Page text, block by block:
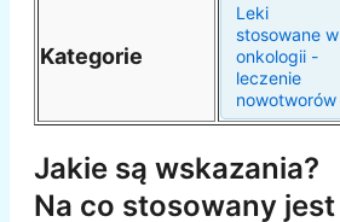
Kategorie
Leki
stosowane w
onkologii -
leczenie
nowotworów
Jakie są wskazania?
Na co stosowany jest